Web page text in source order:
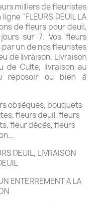
milliers de fleuristes
"FLEURS DEUIL LA
de fleurs pour deuil,
sur 7. Vos fleurs
un de nos fleuristes
de livraison. Livraison
de Culte, livraison au
reposoir ou bien à
obsèques, bouquets
fleurs deuil, fleurs
fleur décès, fleurs
DEUIL, LIVRAISON
ENTERREMENT A LA